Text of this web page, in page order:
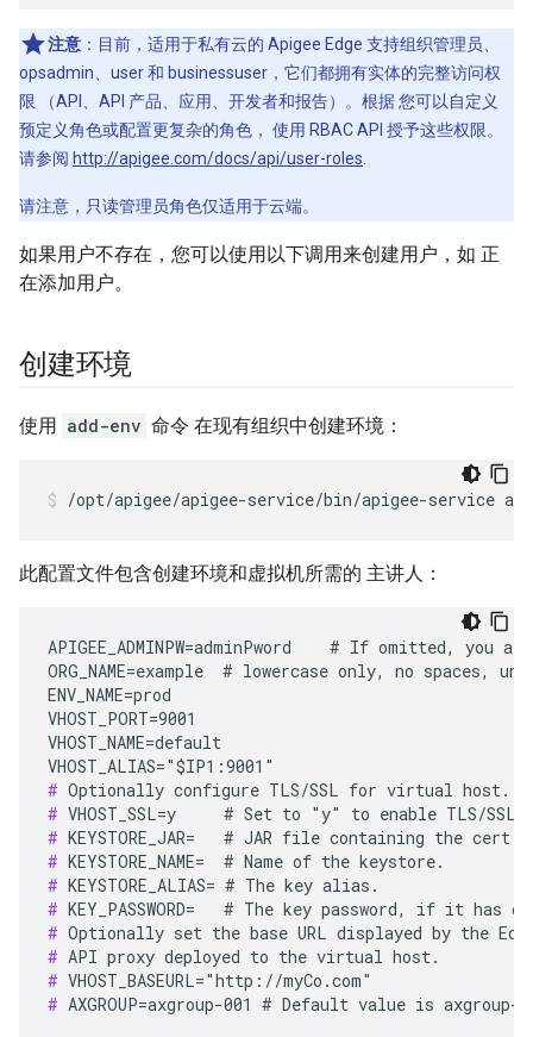
注意 ：目前，适用于私有云的 Apigee Edge 支持组织管理员、
opsadmin、user 和 businessuser，它们都拥有实体的完整访问权
限 （API、API 产品、应用、开发者和报告）。根据 您可以自定义
预定义角色或配置更复杂的角色， 使用 RBAC API 授予这些权限。
请参阅 http://apigee.com/docs/api/user-roles
请注意，只读管理员角色仅适用于云端。
如果用户不存在，您可以使用以下调用来创建用户，如 正
在添加用户。
创建环境
使用 add-env 命令 在现有组织中创建环境：
/opt/apigee/apigee-service/bin/apigee-service
此配置文件包含创建环境和虚拟机所需的 主讲人：
APIGEE_ADMINPW=adminPword    # If omitted, you
ORG_NAME=example  # lowercase only, no spaces,
ENV_NAME=prod
VHOST_PORT=9001
VHOST_NAME=default
#
#
#
#
#
#
#
#
#
# AXGROUP=axgroup-001 # Default value is axgroup-